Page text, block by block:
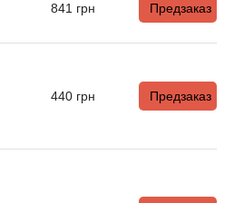
841 грн Предзаказ
440 грн Предзаказ